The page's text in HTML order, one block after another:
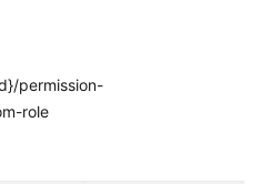
permission-
role